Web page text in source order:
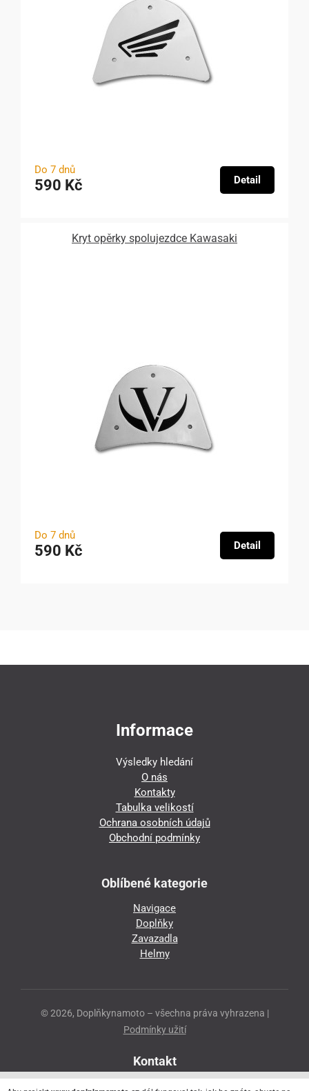
Do 7 dnů
590 Kč Detail
Kryt opěrky spolujezdce Kawasaki
Do 7 dnů
590 Kč Detail
Informace
Výsledky hledání
O nás
Kontakty
Tabulka velikostí
Ochrana osobních údajů
Obchodní podmínky
Oblíbené kategorie
Navigace
Doplňky
Zavazadla
Helmy
© 2026, Doplňkynamoto – všechna práva vyhrazena |
Podmínky užití
Kontakt
Přeloučská 86